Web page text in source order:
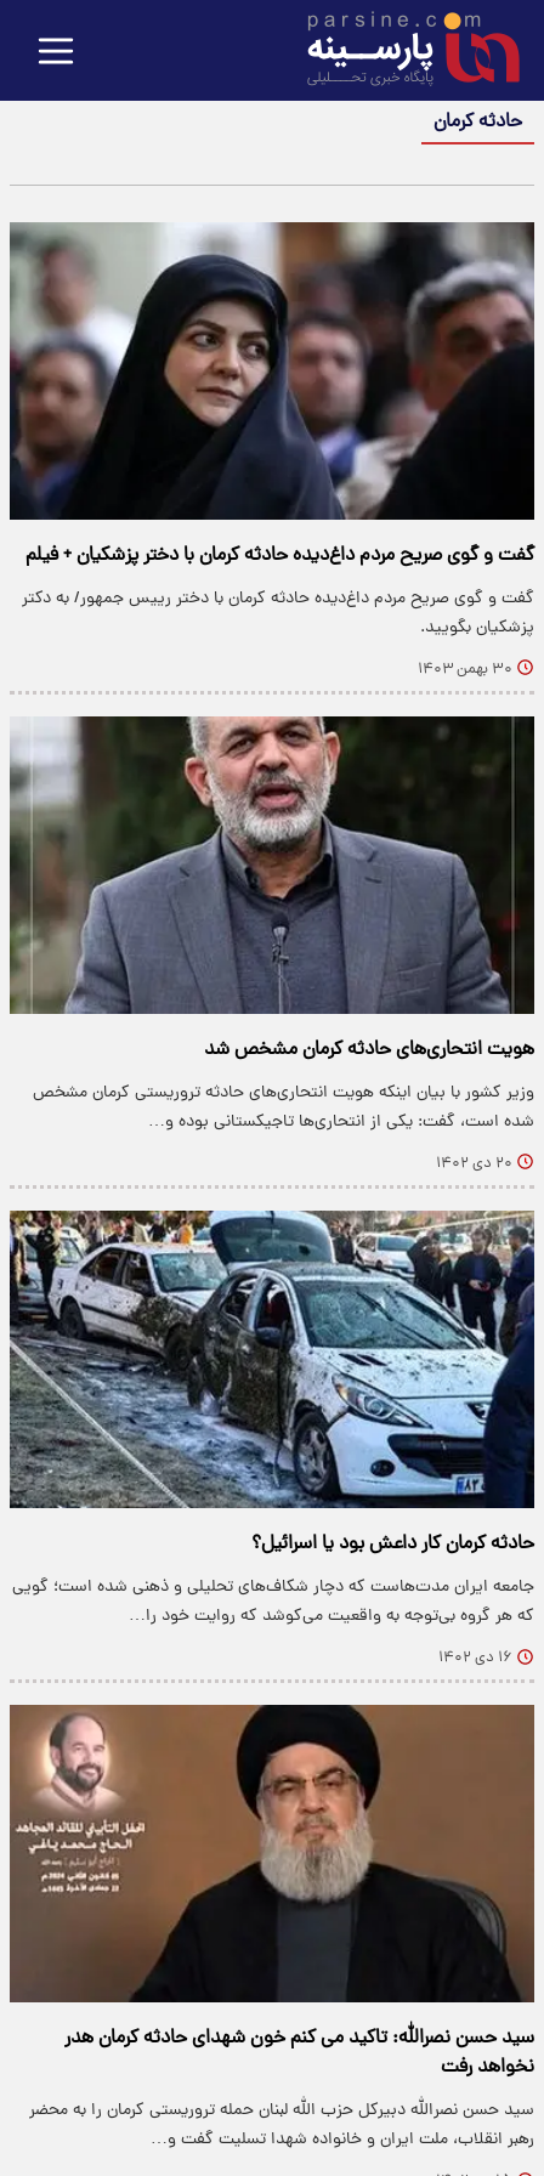
حادثه کرمان
گفت و گوی صریح مردم داغ‌دیده حادثه کرمان با دختر پزشکیان + فیلم
گفت و گوی صریح مردم داغ‌دیده حادثه کرمان با دختر رییس جمهور/ به دکتر
پزشکیان بگویید.
۳۰ بهمن ۱۴۰۳
هویت انتحاری‌های حادثه کرمان مشخص شد
وزیر کشور با بیان اینکه هویت انتحاری‌های حادثه تروریستی کرمان مشخص
شده است، گفت: یکی از انتحاری‌ها تاجیکستانی بوده و…
۲۰ دی ۱۴۰۲
حادثه کرمان کار داعش بود یا اسرائیل؟
جامعه ایران مدت‌هاست که دچار شکاف‌های تحلیلی و ذهنی شده است؛ گویی
که هر گروه بی‌توجه به واقعیت می‌کوشد که روایت خود را…
۱۶ دی ۱۴۰۲
سید حسن نصرالله: تاکید می کنم خون شهدای حادثه کرمان هدر
نخواهد رفت
سید حسن نصرالله دبیرکل حزب الله لبنان حمله تروریستی کرمان را به محضر
رهبر انقلاب، ملت ایران و خانواده شهدا تسلیت گفت و…